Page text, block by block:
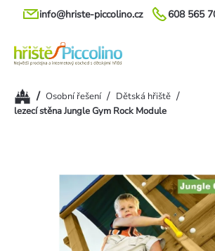
Přejít
608 565
info@hriste-piccolino.cz
Domů/ Osobní řešení / Dětská hřiště /
lezecí stěna Jungle Gym Rock Module